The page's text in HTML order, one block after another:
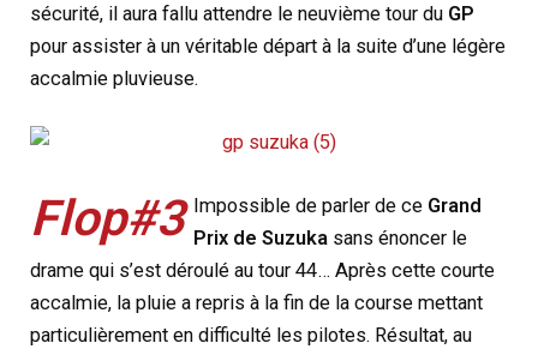
sécurité, il aura fallu attendre le neuvième tour du GP
pour assister à un véritable départ à la suite d’une légère
accalmie pluvieuse.
Flop#3 Impossible de parler de ce Grand
Prix de Suzuka sans énoncer le
drame qui s’est déroulé au tour 44… Après cette courte
accalmie, la pluie a repris à la fin de la course mettant
particulièrement en difficulté les pilotes. Résultat, au